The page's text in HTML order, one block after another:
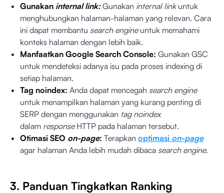
Gunakan internal link: Gunakan internal linkuntuk
menghubungkan halaman-halaman yang relevan. Cara
ini dapat membantu search engineuntuk memahami
konteks halaman dengan lebih baik.
Manfaatkan Google Search Console: Gunakan GSC
untuk mendeteksi adanya isu pada proses indexing di
setiap halaman.
Tag noindex: Anda dapat mencegah search engine
untuk menampilkan halaman yang kurang penting di
SERP dengan menggunakan tag noindex
dalam response HTTP pada halaman tersebut.
Otimasi SEO on-page: Terapkan optimasi on-page
agar halaman Anda lebih mudah dibaca search engine.
3. Panduan Tingkatkan Ranking